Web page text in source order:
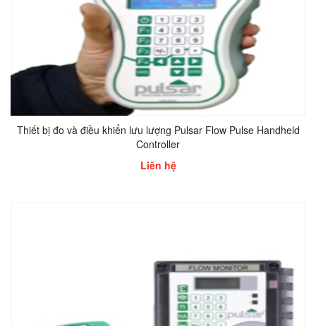
Thiết bị đo và điều khiển lưu lượng Pulsar Flow Pulse Handheld
Controller
Liên hệ